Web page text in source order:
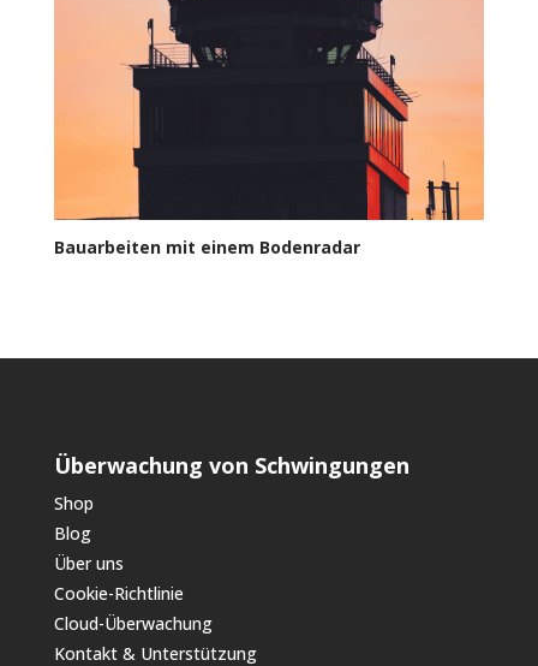
Bauarbeiten mit einem Bodenradar
Überwachung von Schwingungen
Shop
Blog
Über uns
Cookie-Richtlinie
Cloud-Überwachung
Kontakt & Unterstützung